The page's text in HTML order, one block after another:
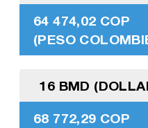
64 474,02 COP
(PESO
16 BMD
68 772,29 COP